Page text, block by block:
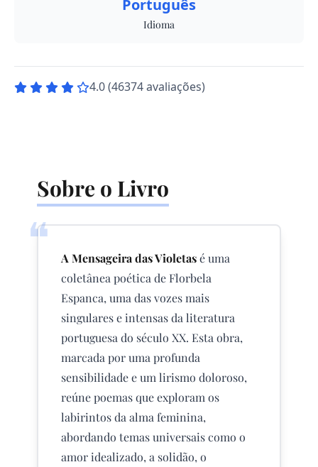
Português
Idioma
4.0 (46374 avaliações)
Sobre o Livro
❝ A Mensageira das Violetasé uma
coletânea poética de Florbela
Espanca, uma das vozes mais
singulares e intensas da literatura
portuguesa do século XX. Esta obra,
marcada por uma profunda
sensibilidade e um lirismo doloroso,
reúne poemas que exploram os
labirintos da alma feminina,
abordando temas universais como o
amor idealizado, a solidão, o